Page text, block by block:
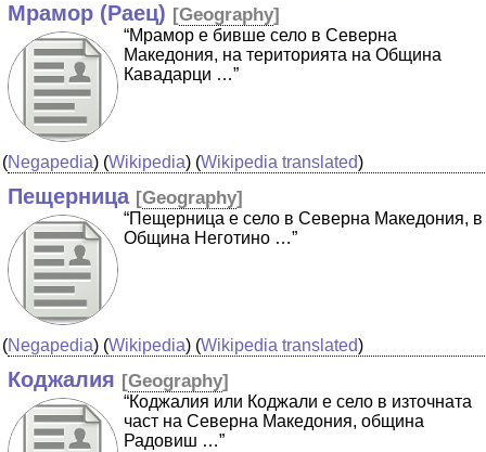
Мрамор (Раец) [Geography]
“Мрамор е бивше село в Северна
Македония, на територията на Община
Кавадарци …”
(Negapedia) (Wikipedia) (Wikipedia translated)
Пещерница [Geography]
“Пещерница е село в Северна Македония, в
Община Неготино …”
(Negapedia) (Wikipedia) (Wikipedia translated)
Коджалия [Geography]
“Коджалия или Коджали е село в източната
част на Северна Македония, община
Радовиш …”